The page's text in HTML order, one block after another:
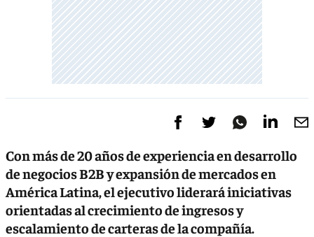
Con más de 20 años de experiencia en desarrollo
de negocios B2B y expansión de mercados en
América Latina, el ejecutivo liderará iniciativas
orientadas al crecimiento de ingresos y
escalamiento de carteras de la compañía.